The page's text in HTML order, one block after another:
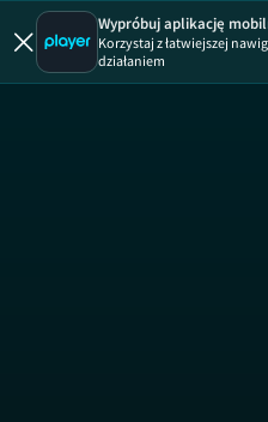
Wypróbuj aplikację
Korzystaj z łatwiejszej
działaniem